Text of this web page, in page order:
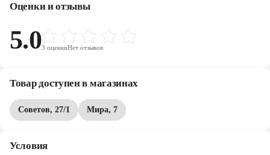
Оценки и отзывы
5.03 оценкиНет отзывов
Товар доступен в магазинах
Советов, 27/1 Мира, 7
Условия